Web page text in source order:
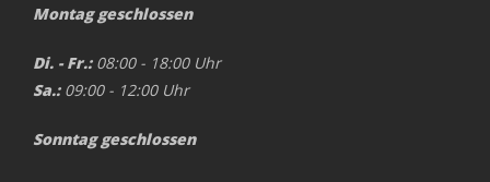
Montag geschlossen
Di. - Fr.:08:00 - 18:00 Uhr
Sa.:09:00 - 12:00 Uhr
Sonntag geschlossen